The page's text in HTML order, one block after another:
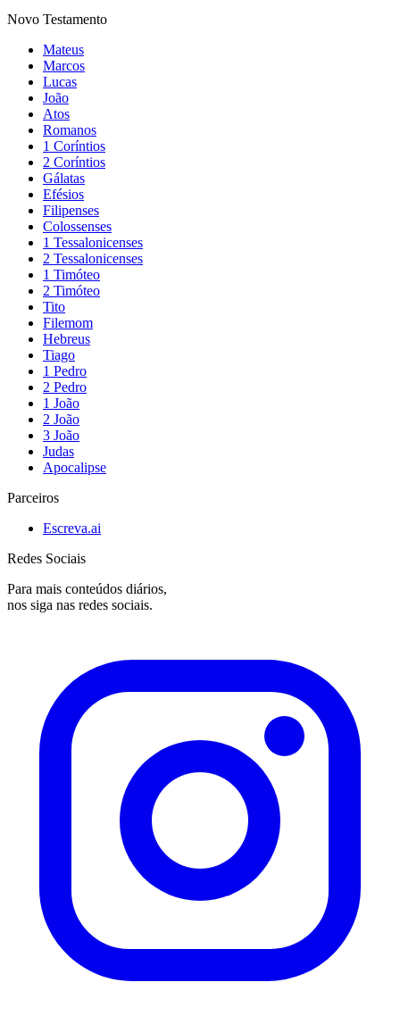
Novo Testamento
Mateus
Marcos
Lucas
João
Atos
Romanos
1 Coríntios
2 Coríntios
Gálatas
Efésios
Filipenses
Colossenses
1 Tessalonicenses
2 Tessalonicenses
1 Timóteo
2 Timóteo
Tito
Filemom
Hebreus
Tiago
1 Pedro
2 Pedro
1 João
2 João
3 João
Judas
Apocalipse
Parceiros
Escreva.ai
Redes Sociais
Para mais conteúdos diários,
nos siga nas redes sociais.